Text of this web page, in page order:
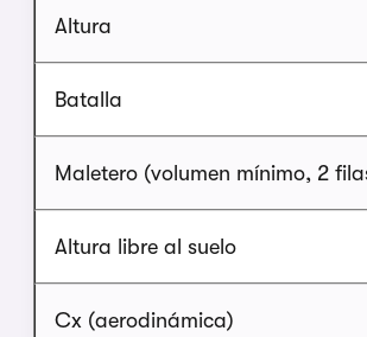
Altura
Batalla
Maletero (volumen mínimo, 2
Altura libre al suelo
Cx (aerodinámica)